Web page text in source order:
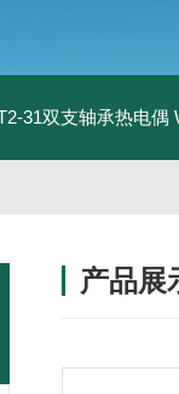
31双支轴承热电偶
产品展